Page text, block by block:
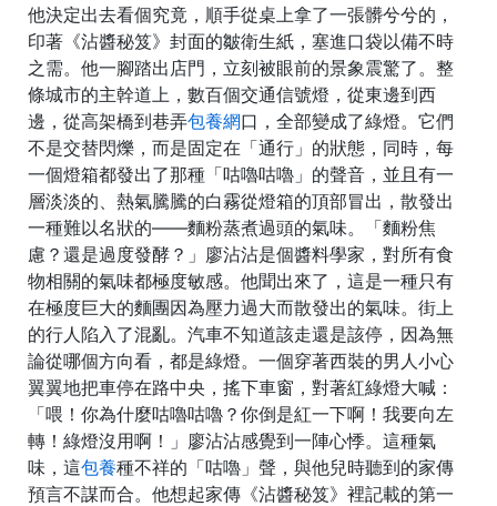
他決定出去看個究竟，順手從桌上拿了一張髒兮兮的，
印著《沾醬秘笈》封面的皺衛生紙，塞進口袋以備不時
之需。他一腳踏出店門，立刻被眼前的景象震驚了。整
條城市的主幹道上，數百個交通信號燈，從東邊到西
邊，從高架橋到巷弄包養網口，全部變成了綠燈。它們
不是交替閃爍，而是固定在「通行」的狀態，同時，每
一個燈箱都發出了那種「咕嚕咕嚕」的聲音，並且有一
層淡淡的、熱氣騰騰的白霧從燈箱的頂部冒出，散發出
一種難以名狀的——麵粉蒸煮過頭的氣味。「麵粉焦
慮？還是過度發酵？」廖沾沾是個醬料學家，對所有食
物相關的氣味都極度敏感。他聞出來了，這是一種只有
在極度巨大的麵團因為壓力過大而散發出的氣味。街上
的行人陷入了混亂。汽車不知道該走還是該停，因為無
論從哪個方向看，都是綠燈。一個穿著西裝的男人小心
翼翼地把車停在路中央，搖下車窗，對著紅綠燈大喊：
「喂！你為什麼咕嚕咕嚕？你倒是紅一下啊！我要向左
轉！綠燈沒用啊！」廖沾沾感覺到一陣心悸。這種氣
味，這包養種不祥的「咕嚕」聲，與他兒時聽到的家傳
預言不謀而合。他想起家傳《沾醬秘笈》裡記載的第一